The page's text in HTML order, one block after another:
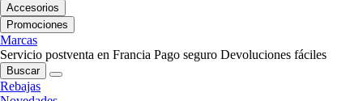
Accesorios
Promociones
Marcas
Servicio postventa en Francia Pago seguro Devoluciones fáciles
Buscar
Rebajas